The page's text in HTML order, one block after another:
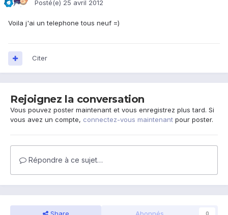
Posté(e) 25 avril 2012
Voila j'ai un telephone tous neuf =)
Citer
Rejoignez la conversation
Vous pouvez poster maintenant et vous enregistrez plus tard. Si
vous avez un compte, connectez-vous maintenant pour poster.
Répondre à ce sujet…
0